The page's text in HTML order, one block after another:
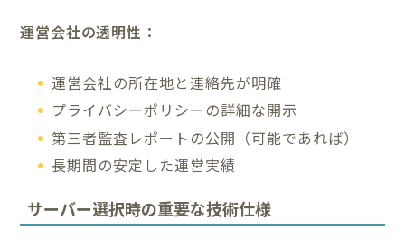
運営会社の透明性：
運営会社の所在地と連絡先が明確
プライバシーポリシーの詳細な開示
第三者監査レポートの公開（可能であれば）
長期間の安定した運営実績
サーバー選択時の重要な技術仕様